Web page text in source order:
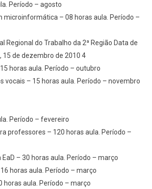
Período – agosto
microinformática – 08 horas aula. Período –
Regional do Trabalho da 2ª Região Data de
15 de dezembro de 2010 4
horas aula. Período – outubro
vocais – 15 horas aula. Período – novembro
Período – fevereiro
professores – 120 horas aula. Período –
– 30 horas aula. Período – março
horas aula. Período – março
horas aula. Período – março